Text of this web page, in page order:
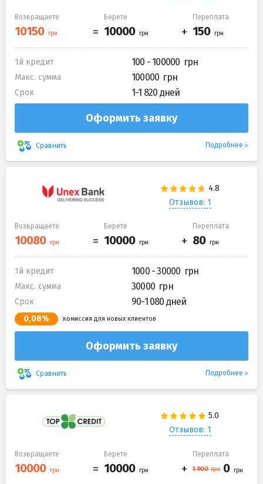
Возвращаете Берете Переплата
1й кредит 100 - 100000
Макс. сумма 100000
Срок 1-1 820 дней
Оформить заявку
Сравнить Подробнее
Отзывов: 1
Возвращаете Берете Переплата
1й кредит 1000 - 30000
Макс. сумма 30000
Срок 90-1 080 дней
0,08% комиссия для новых клиентов
Оформить заявку
Сравнить Подробнее
Отзывов: 1
Возвращаете Берете Переплата